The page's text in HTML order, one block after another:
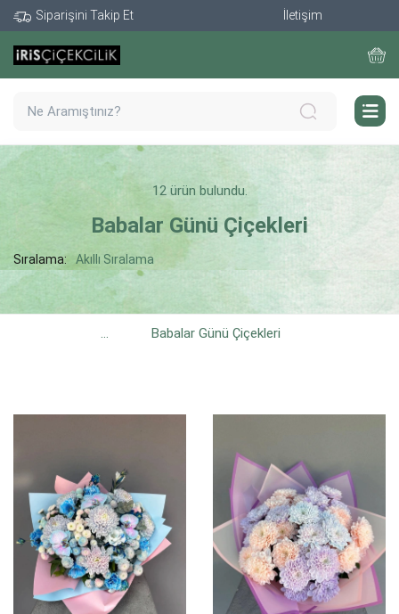
Siparişini Takip Et İletişim
12 ürün bulundu.
Babalar Günü Çiçekleri
Sıralama: Akıllı Sıralama
... Babalar Günü Çiçekleri